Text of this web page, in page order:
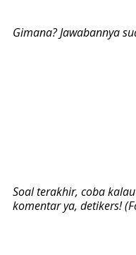
Gimana? Jawabannya
Soal terakhir, coba
komentar ya, detikers!